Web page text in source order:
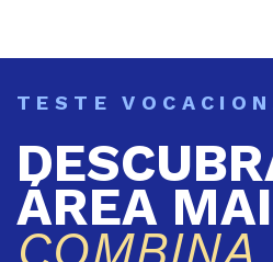
TESTE
ÁREA